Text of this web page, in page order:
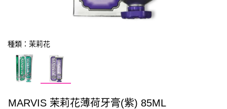
種類：茉莉花
MARVIS 茉莉花薄荷牙膏(紫) 85ML